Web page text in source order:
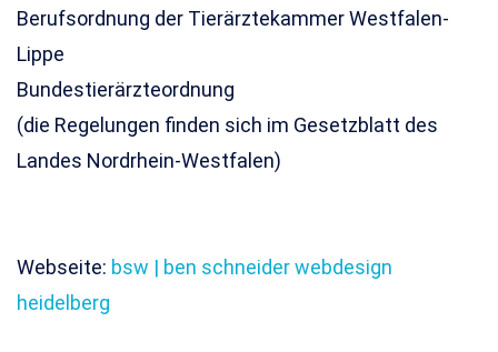
Berufsordnung der Tierärztekammer Westfalen-
Lippe
Bundestierärzteordnung
(die Regelungen finden sich im Gesetzblatt des
Landes Nordrhein-Westfalen)
Webseite: bsw | ben schneider webdesign
heidelberg